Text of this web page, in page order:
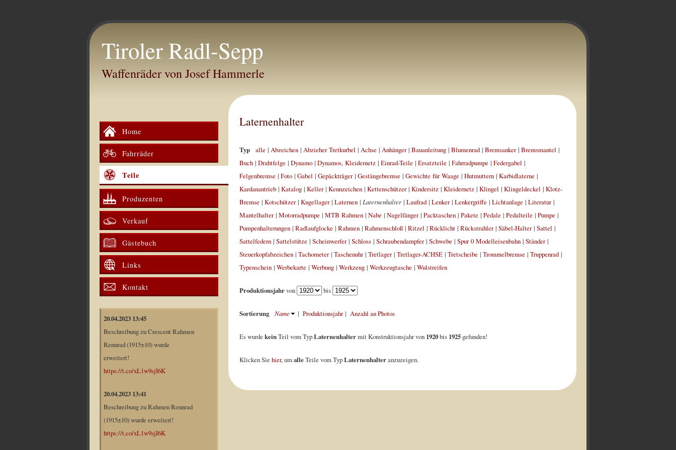
Tiroler Radl-Sepp
Waffenräder von Josef Hammerle
Home
Fahrräder
Teile
Produzenten
Verkauf
Gästebuch
Links
Kontakt
20.04.2023 13:45
Beschreibung zu Crescent Rahmen
Rennrad (1915±10) wurde
erweitert!
https://t.co/xL1w9sjI6K
20.04.2023 13:41
Beschreibung zu Rahmen Rennrad
(1915±10) wurde erweitert!
https://t.co/xL1w9sjI6K
Laternenhalter
Typ alle| Abzeichen| Abzieher Tretkurbel | Achse| Anhänger| Bauanleitung| Blumenrad| Bremsanker| Bremsmantel |
Buch| Drahtfelge| Dynamo| Dynamos, Kleidernetz| Einrad-Teile| Ersatzteile| Fahrradpumpe| Federgabel |
Felgenbremse| Foto| Gabel | Gepäckträger| Gestängebremse| Gewichte für Waage| Hutmuttern| Karbidlaterne|
Kardanantrieb| Katalog| Keller| Kennzeichen| Kettenschützer| Kindersitz| Kleidernetz| Klingel | Klingeldeckel | Klotz-
Bremse| Kotschützer| Kugellager| Laternen| Laternenhalter| Laufrad| Lenker| Lenkergriffe| Lichtanlage| Literatur|
Mantelhalter| Motorradpumpe| MTB Rahmen| Nabe| Nagelfänger| Packtaschen| Pakete| Pedale| Pedalteile| Pumpe|
Pumpenhalterungen| Radlaufglocke| Rahmen| Rahmenschloß| Ritzel | Rücklicht| Rückstrahler| Säbel-Halter| Sattel |
Sattelfedern| Sattelstütze| Scheinwerfer| Schloss| Schraubendampfer| Schwebe| Spur 0 Modelleisenbahn| Ständer|
Steuerkopfabzeichen| Tachometer| Taschenuhr| Tretlager| Tretlager-ACHSE| Tretscheibe| Trommelbremse| Truppenrad|
Typenschein| Werbekarte| Werbung| Werkzeug| Werkzeugtasche| Wulstreifen
Produktionsjahrvon bis
Sortierung Name | Produktionsjahr| Anzahl an Photos
Es wurdekeinTeil vom TypLaternenhaltermit Konstruktionsjahr von 1920bis 1925gefunden!
Klicken Siehier, umalleTeile vom TypLaternenhalteranzuzeigen.